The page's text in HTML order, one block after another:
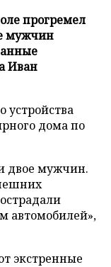
прогремел
мужчин
Иван
устройства
дома по
двое мужчин.
автомобилей»,
экстренные